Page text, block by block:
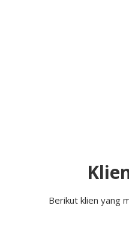
Berikut klien yang